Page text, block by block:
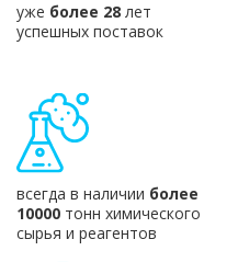
уже более 28 лет
успешных поставок
всегда в наличии более
10000 тонн химического
сырья и реагентов